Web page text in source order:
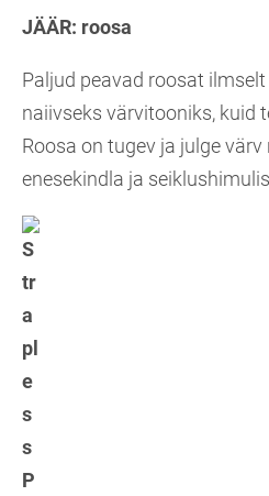
JÄÄR: roosa
Paljud peavad roosat
naiivseks värvitooniks, kuid
Roosa on tugev ja julge
enesekindla ja